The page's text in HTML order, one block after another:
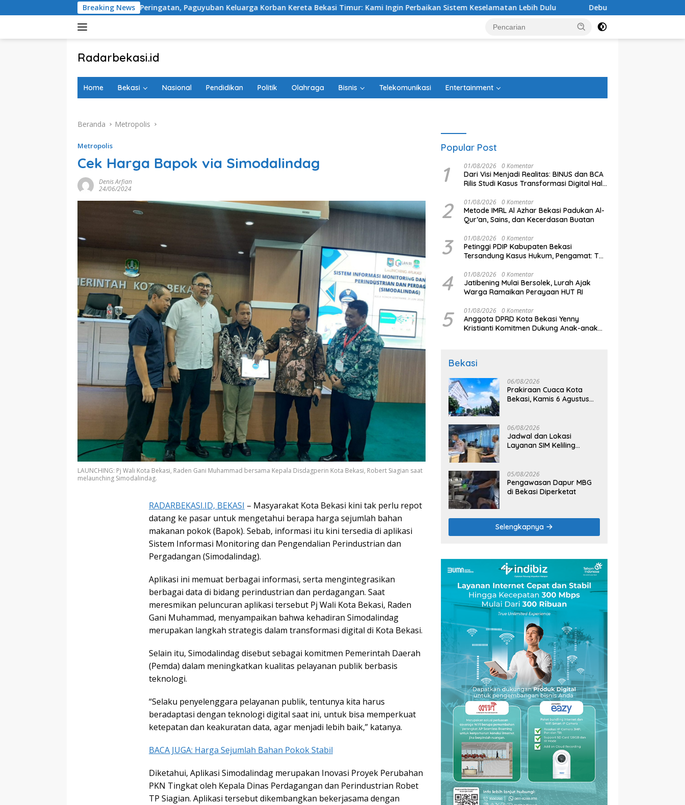
ke
Breaking News
Tugu Peringatan, Paguyuban Keluarga Korban Kereta Bekasi Timur: Kami Ingin Perbaikan Sistem Keselamatan Lebih Dulu Debu Tegal Danas Cikarang Belum Teratasi, Warga
Radarbekasi.id
Bekasi
Home Bekasi Nasional Pendidikan Politik Olahraga Bisnis Telekomunikasi Entertainment
Beranda Metropolis
Metropolis
Cek Harga Bapok via Simodalindag
Denis Arfian
24/06/2024
LAUNCHING: Pj Wali Kota Bekasi, Raden Gani Muhammad bersama Kepala Disdagperin Kota Bekasi, Robert Siagian saat
melaunching Simodalindag.
RADARBEKASI.ID, BEKASI – Masyarakat Kota Bekasi kini tak perlu repot
datang ke pasar untuk mengetahui berapa harga sejumlah bahan
makanan pokok (Bapok). Sebab, informasi itu kini tersedia di aplikasi
Sistem Informasi Monitoring dan Pengendalian Perindustrian dan
Pergadangan (Simodalindag).
Aplikasi ini memuat berbagai informasi, serta mengintegrasikan
berbagai data di bidang perindustrian dan perdagangan. Saat
meresmikan peluncuran aplikasi tersebut Pj Wali Kota Bekasi, Raden
Gani Muhammad, menyampaikan bahwa kehadiran Simodalindag
merupakan langkah strategis dalam transformasi digital di Kota Bekasi.
Selain itu, Simodalindag disebut sebagai komitmen Pemerintah Daerah
(Pemda) dalam meningkatkan kualitas pelayanan publik berbasis
teknologi.
“Selaku penyelenggara pelayanan publik, tentunya kita harus
beradaptasi dengan teknologi digital saat ini, untuk bisa memperkuat
ketepatan dan keakuratan data, agar menjadi lebih baik,” katanya.
BACA JUGA: Harga Sejumlah Bahan Pokok Stabil
Diketahui, Aplikasi Simodalindag merupakan Inovasi Proyek Perubahan
PKN Tingkat oleh Kepala Dinas Perdagangan dan Perindustrian Robet
TP Siagian. Aplikasi tersebut dikembangkan bekerjasama dengan
Popular Post
1 01/08/2026 0 Komentar
Dari Visi Menjadi Realitas: BINUS dan BCA
Rilis Studi Kasus Transformasi Digital Halo
2 01/08/2026 0 Komentar
Metode IMRL Al Azhar Bekasi Padukan Al-
Qur’an, Sains, dan Kecerdasan Buatan
3 01/08/2026 0 Komentar
Petinggi PDIP Kabupaten Bekasi
Tersandung Kasus Hukum, Pengamat: Tak
4 01/08/2026 0 Komentar
Jatibening Mulai Bersolek, Lurah Ajak
Warga Ramaikan Perayaan HUT RI
5 01/08/2026 0 Komentar
Anggota DPRD Kota Bekasi Yenny
Kristianti Komitmen Dukung Anak-anak
Bekasi
06/08/2026
Prakiraan Cuaca Kota
Bekasi, Kamis 6 Agustus
06/08/2026
Jadwal dan Lokasi
Layanan SIM Keliling
05/08/2026
Pengawasan Dapur MBG
di Bekasi Diperketat
Selengkapnya